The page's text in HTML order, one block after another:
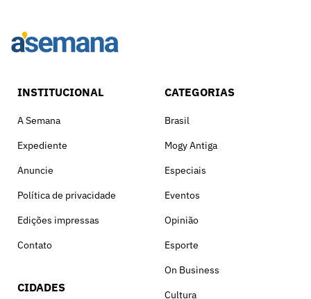
INSTITUCIONAL
A Semana
Expediente
Anuncie
Política de privacidade
Edições impressas
Contato
CIDADES
CATEGORIAS
Brasil
Mogy Antiga
Especiais
Eventos
Opinião
Esporte
On Business
Cultura